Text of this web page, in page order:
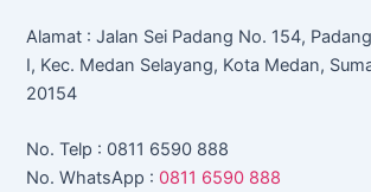
Alamat : Jalan Sei Padang No. 154,
I, Kec. Medan Selayang, Kota Medan,
20154
No. Telp : 0811 6590 888
No. WhatsApp : 0811 6590 888